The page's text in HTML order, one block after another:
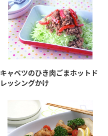
キャベツのひき肉ごまホットド
レッシングかけ